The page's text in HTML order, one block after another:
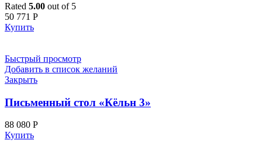
Rated 5.00 out of 5
50 771 Р
Купить
Быстрый просмотр
Добавить в список желаний
Закрыть
Письменный стол «Кёльн 3»
88 080 Р
Купить